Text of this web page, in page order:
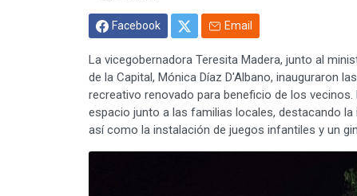
Facebook Email
La vicegobernadora Teresita Madera, junto al
de la Capital, Mónica Díaz D'Albano, inauguraron
recreativo renovado para beneficio de los
espacio junto a las familias locales, destacando
así como la instalación de juegos infantiles y un